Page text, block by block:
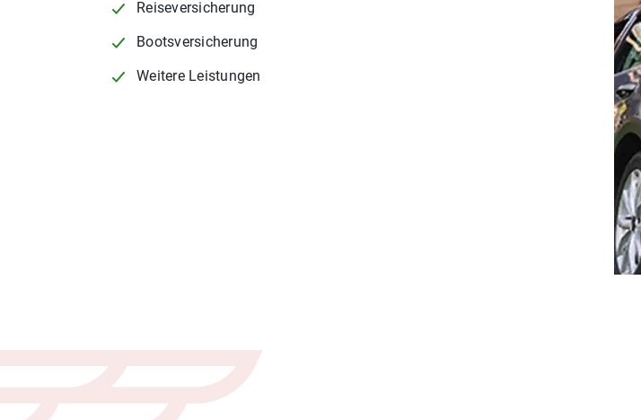
Reiseversicherung
Bootsversicherung
Weitere Leistungen